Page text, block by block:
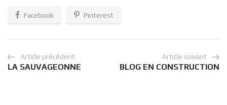
Facebook Pinterest
Article précédent
LA SAUVAGEONNE
Article suivant
BLOG EN CONSTRUCTION